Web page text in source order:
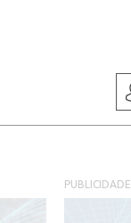
PUBLICIDADE